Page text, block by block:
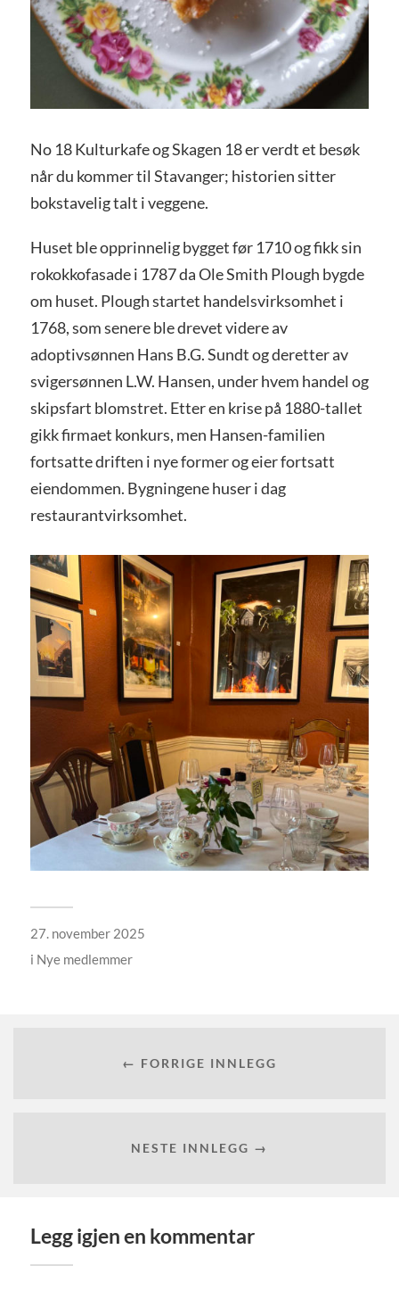
No 18 Kulturkafe og Skagen 18 er verdt et besøk
når du kommer til Stavanger; historien sitter
bokstavelig talt i veggene.
Huset ble opprinnelig bygget før 1710 og fikk sin
rokokkofasade i 1787 da Ole Smith Plough bygde
om huset. Plough startet handelsvirksomhet i
1768, som senere ble drevet videre av
adoptivsønnen Hans B.G. Sundt og deretter av
svigersønnen L.W. Hansen, under hvem handel og
skipsfart blomstret. Etter en krise på 1880-tallet
gikk firmaet konkurs, men Hansen-familien
fortsatte driften i nye former og eier fortsatt
eiendommen. Bygningene huser i dag
restaurantvirksomhet.
27. november 2025
i Nye medlemmer
← FORRIGE INNLEGG
NESTE INNLEGG →
Legg igjen en kommentar